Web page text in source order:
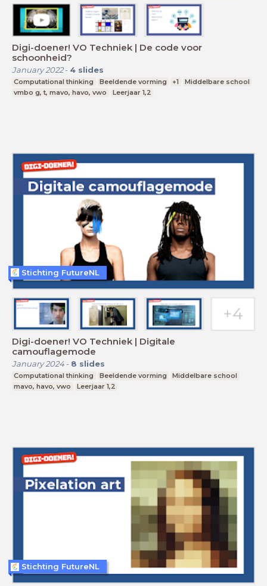
Digi-doener! VO Techniek | De code voor
schoonheid?
January 2022- 4 slides
Computational thinking Beeldende vorming +1
Middelbare school
vmbo g, t, mavo, havo, vwo
Leerjaar 1,2
Digi-doener! VO Techniek | Digitale
camouflagemode
January 2024- 8 slides
Computational thinking Beeldende vorming
Middelbare school
mavo, havo, vwo
Leerjaar 1,2
Stichting FutureNL
Stichting FutureNL